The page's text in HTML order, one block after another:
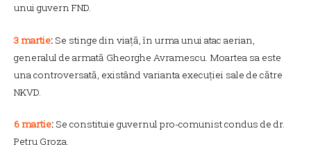
unui guvern FND.
3 martie: Se stinge din viață, în urma unui atac aerian,
generalul de armată Gheorghe Avramescu. Moartea sa este
una controversată, existând varianta execuției sale de către
NKVD.
6 martie: Se constituie guvernul pro-comunist condus de dr.
Petru Groza.